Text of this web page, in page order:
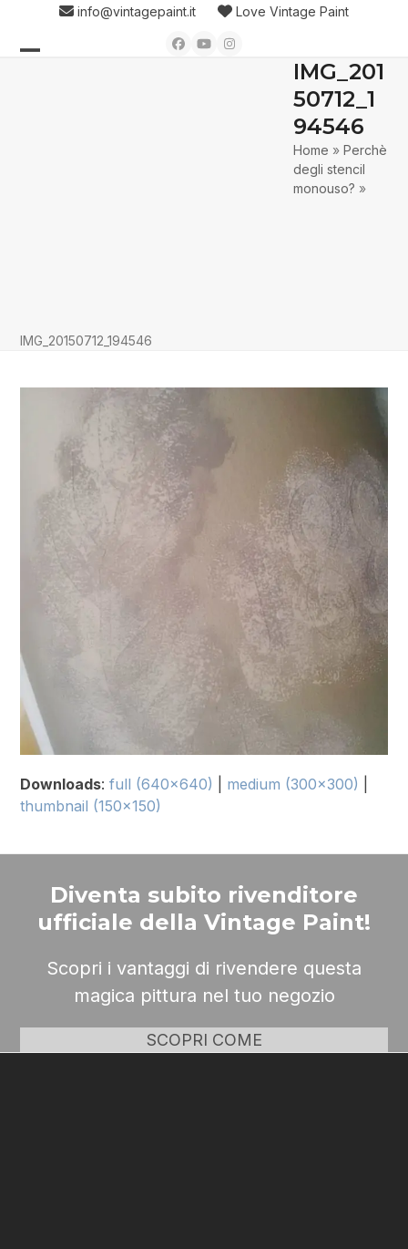
content
info@vintagepaint.it Love Vintage Paint
Facebook
YouTubeInstagram
IMG_201
50712_1
94546
Home »Perchè
degli stencil
monouso? »
IMG_20150712_194546
Downloads:full (640x640) medium (300x300)
thumbnail (150x150)
Diventa subito rivenditore
ufficiale della Vintage Paint!
Scopri i vantaggi di rivendere questa
magica pittura nel tuo negozio
SCOPRI COME